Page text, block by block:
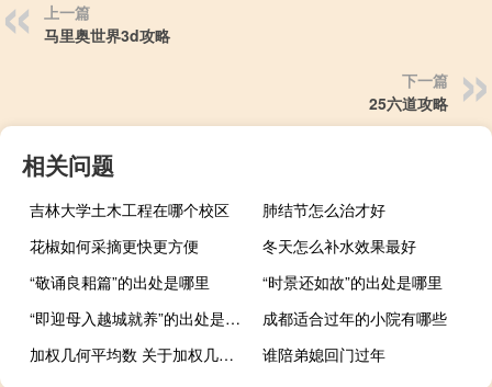
上一篇
马里奥世界3d攻略
下一篇
25六道攻略
相关问题
吉林大学土木工程在哪个校区
肺结节怎么治才好
花椒如何采摘更快更方便
冬天怎么补水效果最好
“敬诵良耜篇”的出处是哪里
“时景还如故”的出处是哪里
“即迎母入越城就养”的出处是哪里
成都适合过年的小院有哪些
加权几何平均数 关于加权几何平均数的介绍
谁陪弟媳回门过年